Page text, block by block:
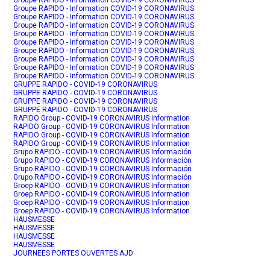
Groupe RAPIDO - Information COVID-19 CORONAVIRUS
Groupe RAPIDO - Information COVID-19 CORONAVIRUS
Groupe RAPIDO - Information COVID-19 CORONAVIRUS
Groupe RAPIDO - Information COVID-19 CORONAVIRUS
Groupe RAPIDO - Information COVID-19 CORONAVIRUS
Groupe RAPIDO - Information COVID-19 CORONAVIRUS
Groupe RAPIDO - Information COVID-19 CORONAVIRUS
Groupe RAPIDO - Information COVID-19 CORONAVIRUS
Groupe RAPIDO - Information COVID-19 CORONAVIRUS
GRUPPE RAPIDO - COVID-19 CORONAVIRUS
GRUPPE RAPIDO - COVID-19 CORONAVIRUS
GRUPPE RAPIDO - COVID-19 CORONAVIRUS
GRUPPE RAPIDO - COVID-19 CORONAVIRUS
RAPIDO Group - COVID-19 CORONAVIRUS Information
RAPIDO Group - COVID-19 CORONAVIRUS Information
RAPIDO Group - COVID-19 CORONAVIRUS Information
RAPIDO Group - COVID-19 CORONAVIRUS Information
Grupo RAPIDO - COVID-19 CORONAVIRUS Información
Grupo RAPIDO - COVID-19 CORONAVIRUS Información
Grupo RAPIDO - COVID-19 CORONAVIRUS Información
Grupo RAPIDO - COVID-19 CORONAVIRUS Información
Groep RAPIDO - COVID-19 CORONAVIRUS Information
Groep RAPIDO - COVID-19 CORONAVIRUS Information
Groep RAPIDO - COVID-19 CORONAVIRUS Information
Groep RAPIDO - COVID-19 CORONAVIRUS Information
HAUSMESSE
HAUSMESSE
HAUSMESSE
HAUSMESSE
JOURNEES PORTES OUVERTES AJD